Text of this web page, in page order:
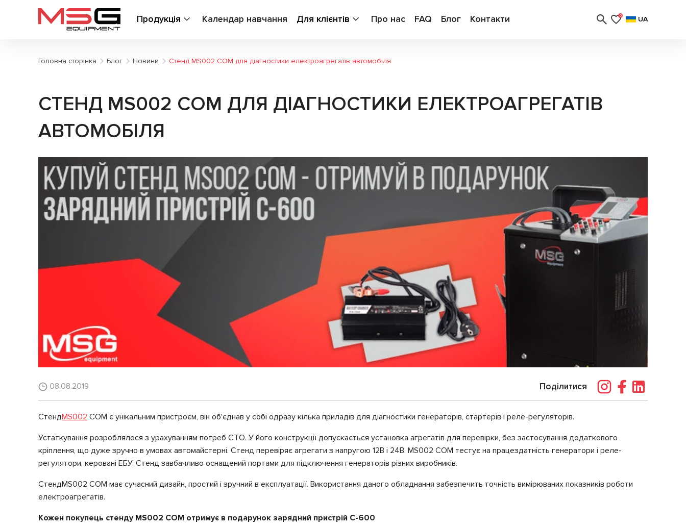
Продукція Календар навчання Для клієнтів Про нас FAQ Блог Контакти 0 UA
Головна сторінка Блог Новини Стенд MS002 COМ для діагностики електроагрегатів автомобіля
СТЕНД MS002 COМ ДЛЯ ДІАГНОСТИКИ ЕЛЕКТРОАГРЕГАТІВ
АВТОМОБІЛЯ
08.08.2019 Поділитися
СтендMS002 COM є унікальним пристроєм, він об'єднав у собі одразу кілька приладів для діагностики генераторів, стартерів і реле-регуляторів.
Устаткування розроблялося з урахуванням потреб СТО. У його конструкції допускається установка агрегатів для перевірки, без застосування додаткового
кріплення, що дуже зручно в умовах автомайстерні. Стенд перевіряє агрегати з напругою 12В і 24В. MS002 COM тестує на працездатність генератори і реле-
регулятори, керовані ЕБУ. Стенд завбачливо оснащений портами для підключення генераторів різних виробників.
СтендMS002 COM має сучасний дизайн, простий і зручний в експлуатації. Використання даного обладнання забезпечить точність вимірюваних показників роботи
електроагрегатів.
Кожен покупець стенду MS002 COM отримує в подарунок зарядний пристрій С-600